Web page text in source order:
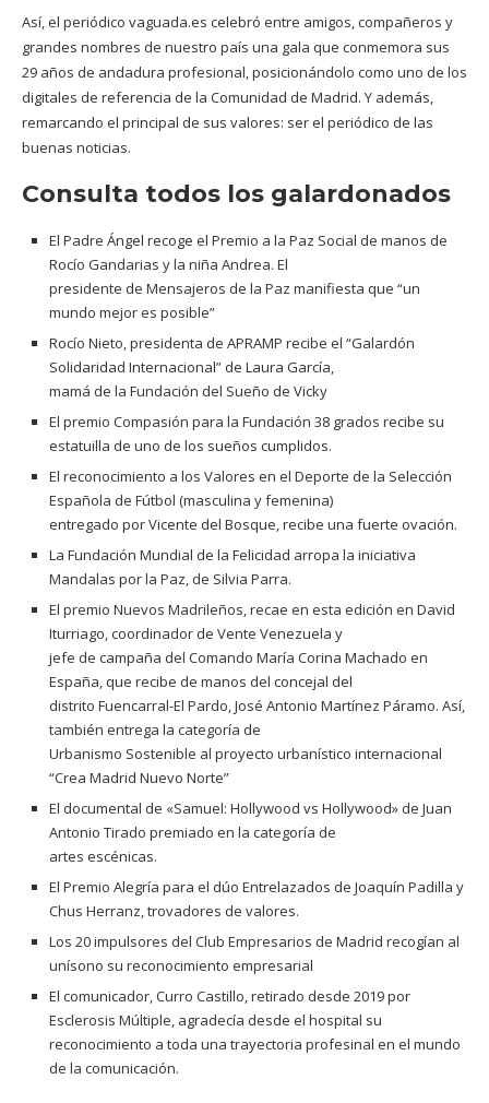
Así, el periódico vaguada.es celebró entre amigos, compañeros y
grandes nombres de nuestro país una gala que conmemora sus
29 años de andadura profesional, posicionándolo como uno de los
digitales de referencia de la Comunidad de Madrid. Y además,
remarcando el principal de sus valores: ser el periódico de las
buenas noticias.
Consulta todos los galardonados
El Padre Ángel recoge el Premio a la Paz Social de manos de
Rocío Gandarias y la niña Andrea. El
presidente de Mensajeros de la Paz manifiesta que “un
mundo mejor es posible”
Rocío Nieto, presidenta de APRAMP recibe el “Galardón
Solidaridad Internacional” de Laura García,
mamá de la Fundación del Sueño de Vicky
El premio Compasión para la Fundación 38 grados recibe su
estatuilla de uno de los sueños cumplidos.
El reconocimiento a los Valores en el Deporte de la Selección
Española de Fútbol (masculina y femenina)
entregado por Vicente del Bosque, recibe una fuerte ovación.
La Fundación Mundial de la Felicidad arropa la iniciativa
Mandalas por la Paz, de Silvia Parra.
El premio Nuevos Madrileños, recae en esta edición en David
Iturriago, coordinador de Vente Venezuela y
jefe de campaña del Comando María Corina Machado en
España, que recibe de manos del concejal del
distrito Fuencarral-El Pardo, José Antonio Martínez Páramo. Así,
también entrega la categoría de
Urbanismo Sostenible al proyecto urbanístico internacional
“Crea Madrid Nuevo Norte”
El documental de «Samuel: Hollywood vs Hollywood» de Juan
Antonio Tirado premiado en la categoría de
artes escénicas.
El Premio Alegría para el dúo Entrelazados de Joaquín Padilla y
Chus Herranz, trovadores de valores.
Los 20 impulsores del Club Empresarios de Madrid recogían al
unísono su reconocimiento empresarial
El comunicador, Curro Castillo, retirado desde 2019 por
Esclerosis Múltiple, agradecía desde el hospital su
reconocimiento a toda una trayectoria profesinal en el mundo
de la comunicación.